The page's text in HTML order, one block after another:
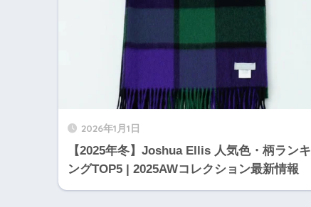
2026年1月1日
【2025年冬】Joshua Ellis 人気色・柄ランキ
ングTOP5 | 2025AWコレクション最新情報